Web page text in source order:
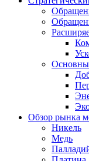
Обзор рынка
Никель
Медь